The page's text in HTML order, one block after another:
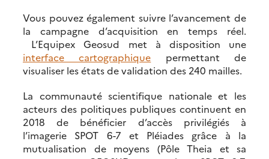
Vous pouvez également suivre l’avancement de
la campagne d’acquisition en temps réel.
L’Equipex Geosud met à disposition une
interface cartographique permettant de
visualiser les états de validation des 240 mailles.
La communauté scientifique nationale et les
acteurs des politiques publiques continuent en
2018 de bénéficier d’accès privilégiés à
l’imagerie SPOT 6-7 et Pléiades grâce à la
mutualisation de moyens (Pôle Theia et sa